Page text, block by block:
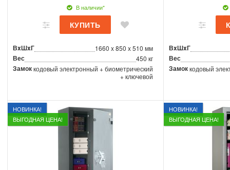
В наличии*
ВxШxГ 1660 x 850 x 510 мм
Вес 450 кг
Замоккодовый электронный + биометрический
+ ключевой
ВxШxГ
Вес
Замоккодовый
НОВИНКА!
ВЫГОДНАЯ ЦЕНА!
НОВИНКА!
ВЫГОДНАЯ ЦЕНА!